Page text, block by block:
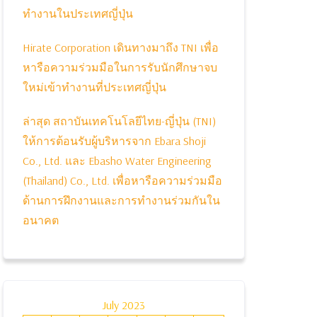
ทำงานในประเทศญี่ปุ่น
Hirate Corporation เดินทางมาถึง TNI เพื่อ
หารือความร่วมมือในการรับนักศึกษาจบ
ใหม่เข้าทำงานที่ประเทศญี่ปุ่น
ล่าสุด สถาบันเทคโนโลยีไทย-ญี่ปุ่น (TNI)
ให้การต้อนรับผู้บริหารจาก Ebara Shoji
Co., Ltd. และ Ebasho Water Engineering
(Thailand) Co., Ltd. เพื่อหารือความร่วมมือ
ด้านการฝึกงานและการทำงานร่วมกันใน
อนาคต
July 2023